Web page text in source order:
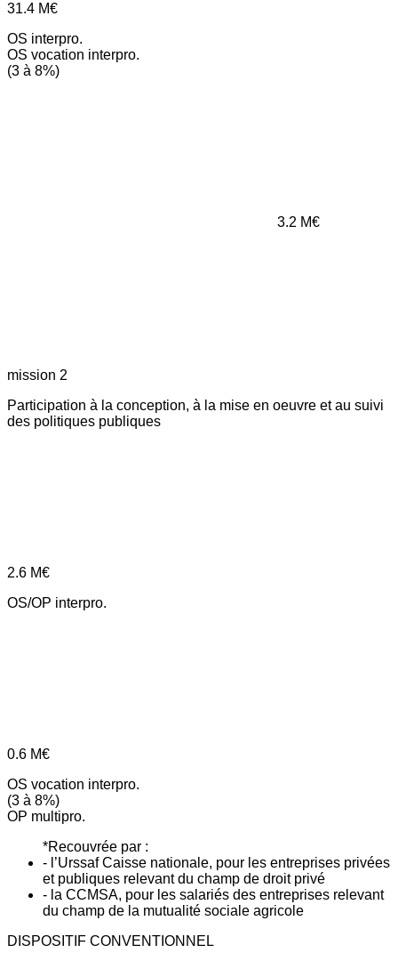
31.4 M€
OS interpro.
OS vocation interpro.
(3 à 8%)
3.2 M€
mission 2
Participation à la conception, à la mise en oeuvre et au suivi
des politiques publiques
2.6 M€
OS/OP interpro.
0.6 M€
OS vocation interpro.
(3 à 8%)
OP multipro.
*Recouvrée par :
- l’Urssaf Caisse nationale, pour les entreprises privées
et publiques relevant du champ de droit privé
- la CCMSA, pour les salariés des entreprises relevant
du champ de la mutualité sociale agricole
DISPOSITIF CONVENTIONNEL